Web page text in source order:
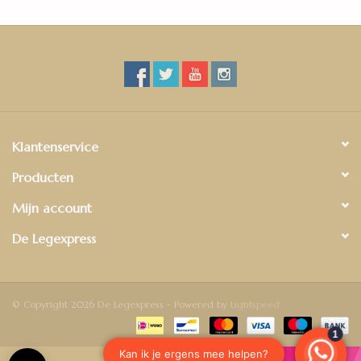
rondom, die de overgang tussen de verschillende planken
Klantenservice
Producten
Mijn account
De Legexpress
© Copyright 2026 De Legexpress - Powered by Lightspeed